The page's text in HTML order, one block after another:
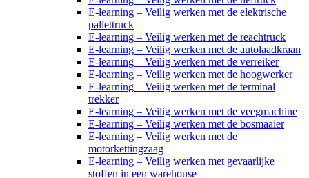
E-learning – Veilig werken met de elektrische
pallettruck
E-learning – Veilig werken met de reachtruck
E-learning – Veilig werken met de autolaadkraan
E-learning – Veilig werken met de verreiker
E-learning – Veilig werken met de hoogwerker
E-learning – Veilig werken met de terminal
trekker
E-learning – Veilig werken met de veegmachine
E-learning – Veilig werken met de bosmaaier
E-learning – Veilig werken met de
motorkettingzaag
E-learning – Veilig werken met gevaarlijke
stoffen in een warehouse